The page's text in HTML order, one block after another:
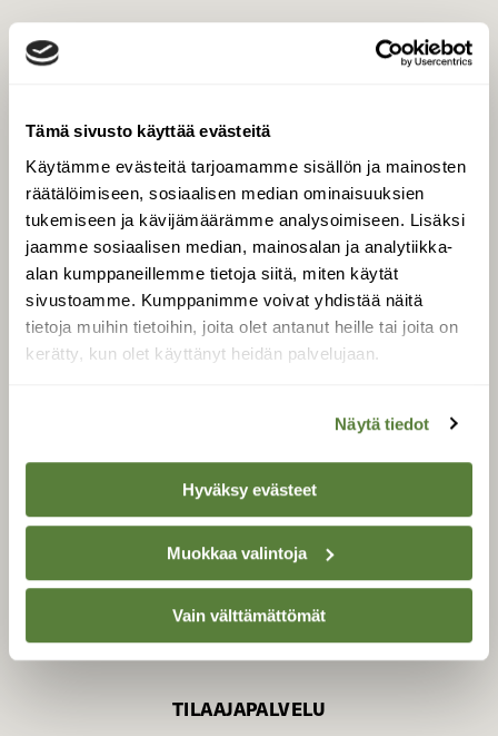
Tämä sivusto käyttää evästeitä
Käytämme evästeitä tarjoamamme sisällön ja mainosten
räätälöimiseen, sosiaalisen median ominaisuuksien
tukemiseen ja kävijämäärämme analysoimiseen. Lisäksi
jaamme sosiaalisen median, mainosalan ja analytiikka-
alan kumppaneillemme tietoja siitä, miten käytät
sivustoamme. Kumppanimme voivat yhdistää näitä
tietoja muihin tietoihin, joita olet antanut heille tai joita on
kerätty, kun olet käyttänyt heidän palvelujaan.
Näytä tiedot
Hyväksy evästeet
Muokkaa valintoja
Vain välttämättömät
Tilaa digilukuoikeus
Äänestä parasta juttua
Tilaa uutiskirje
SUOMEN LUONNON­
SUOJELU­LIITTO
Suomen Luonto -lehden
luonnonsuojelu­liitto.
TILAAJAPALVELU